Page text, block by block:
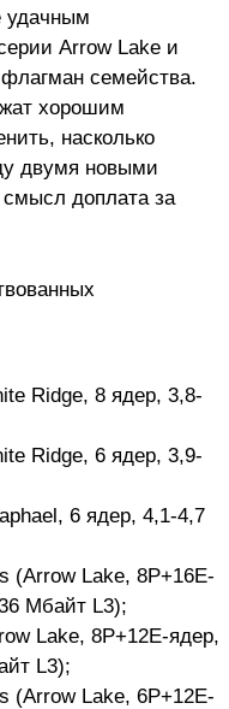
удачным
Arrow Lake и
семейства.
хорошим
насколько
двумя новыми
доплата за
Ridge, 8 ядер, 3,8-
Ridge, 6 ядер, 3,9-
6 ядер, 4,1-4,7
(Arrow Lake, 8P+16E-
Мбайт L3);
Lake, 8P+12E-ядер,
L3);
(Arrow Lake, 6P+12E-